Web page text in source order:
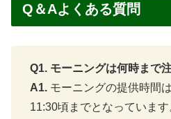
Q＆Aよくある質問
Q1. モーニングは何時まで
A1. モーニングの提供時間
11:30頃までとなっていま